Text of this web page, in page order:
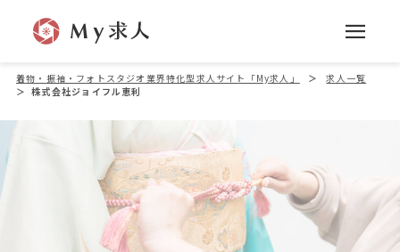
着物・振袖・フォトスタジオ業界特化型求人サイト「My求人」 ＞
求人一覧
＞ 株式会社ジョイフル恵利